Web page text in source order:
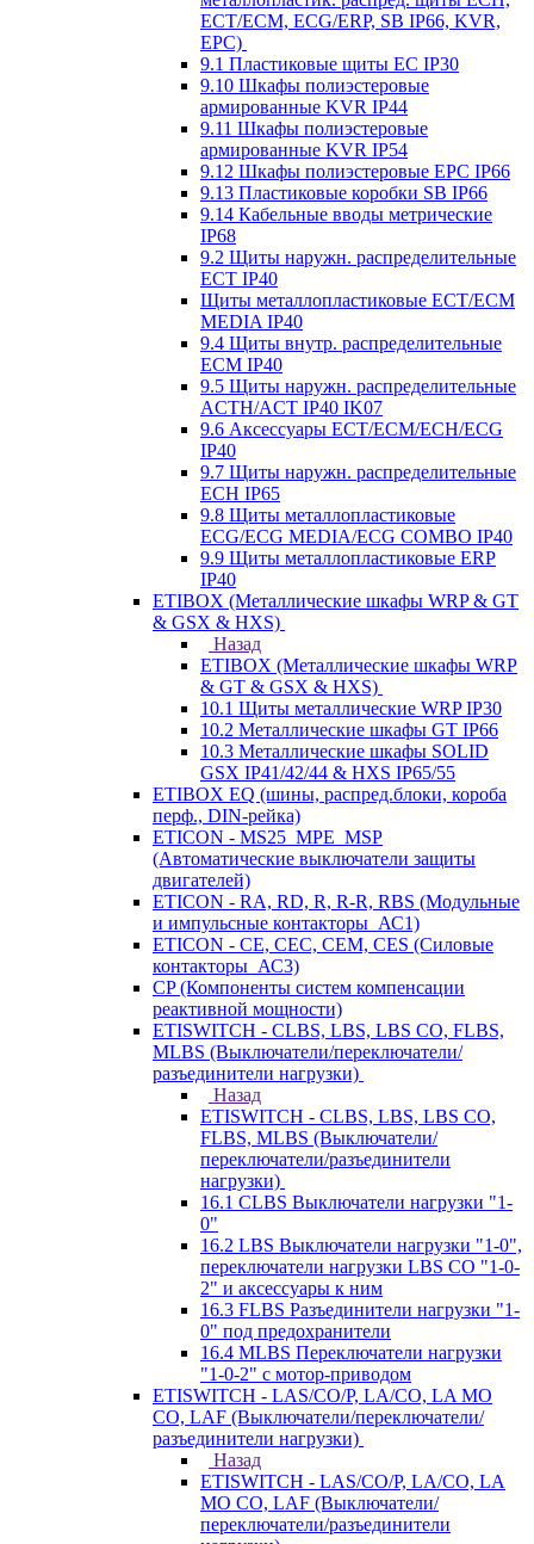
ECT/ECM, ECG/ERP, SB IP66, KVR,
EPC)
9.1 Пластиковые щиты EC IP30
9.10 Шкафы полиэстеровые
армированные KVR IP44
9.11 Шкафы полиэстеровые
армированные KVR IP54
9.12 Шкафы полиэстеровые EPC IP66
9.13 Пластиковые коробки SB IP66
9.14 Кабельные вводы метрические
IP68
9.2 Щиты наружн. распределительные
ECT IP40
Щиты металлопластиковые ECT/ECM
MEDIA IP40
9.4 Щиты внутр. распределительные
ECМ IP40
9.5 Щиты наружн. распределительные
ACTH/ACT IP40 IK07
9.6 Аксессуары ECT/ECM/ECH/ECG
IP40
9.7 Щиты наружн. распределительные
ECH IP65
9.8 Щиты металлопластиковые
ECG/ECG MEDIA/ECG COMBO IP40
9.9 Щиты металлопластиковые ERP
IP40
ETIBOX (Металлические шкафы WRP & GT
& GSX & HXS)
Назад
ETIBOX (Металлические шкафы WRP
& GT & GSX & HXS)
10.1 Щиты металлические WRP IP30
10.2 Металлические шкафы GT IP66
10.3 Металлические шкафы SOLID
GSX IP41/42/44 & HXS IP65/55
ETIBOX EQ (шины, распред.блоки, короба
перф., DIN-рейка)
ETICON - MS25_MPE_MSP
(Автоматические выключатели защиты
двигателей)
ETICON - RA, RD, R, R-R, RBS (Модульные
и импульсные контакторы_АС1)
ETICON - CE, CEC, CEM, CES (Силовые
контакторы_АС3)
CP (Компоненты систем компенсации
реактивной мощности)
ETISWITCH - CLBS, LBS, LBS CO, FLBS,
MLBS (Выключатели/переключатели/
разъединители нагрузки)
Назад
ETISWITCH - CLBS, LBS, LBS CO,
FLBS, MLBS (Выключатели/
переключатели/разъединители
нагрузки)
16.1 CLBS Выключатели нагрузки "1-
0"
16.2 LBS Выключатели нагрузки "1-0",
переключатели нагрузки LBS CO "1-0-
2" и аксессуары к ним
16.3 FLBS Разъединители нагрузки "1-
0" под предохранители
16.4 MLBS Переключатели нагрузки
"1-0-2" с мотор-приводом
ETISWITCH - LAS/CO/P, LA/CO, LA MO
CO, LAF (Выключатели/переключатели/
разъединители нагрузки)
Назад
ETISWITCH - LAS/CO/P, LA/CO, LA
MO CO, LAF (Выключатели/
переключатели/разъединители